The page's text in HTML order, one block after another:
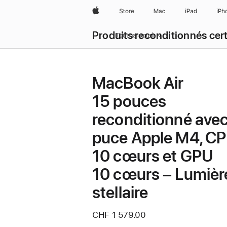
AppleStore Mac iPad
Produits reconditionnés
Tout parcourir
MacBook Air
15 pouces
reconditionné
puce Apple M4,
10 cœurs et GPU
10 cœurs –
stellaire
CHF 1 579.00